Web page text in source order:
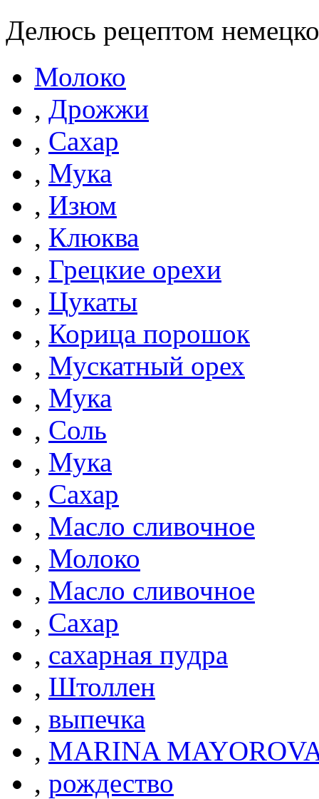
Делюсь рецептом
Молоко
, Дрожжи
, Сахар
, Мука
, Изюм
, Клюква
, Грецкие орехи
, Цукаты
, Корица порошок
, Мускатный орех
, Мука
, Соль
, Мука
, Сахар
, Масло сливочное
, Молоко
, Масло сливочное
, Сахар
, сахарная пудра
, Штоллен
, выпечка
, MARINA
, рождество